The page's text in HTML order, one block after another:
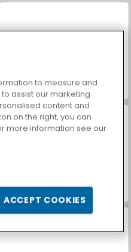
Royal Story
to measure and
assist our marketing
content and
on the right, you can
more information see our
ACCEPT COOKIES